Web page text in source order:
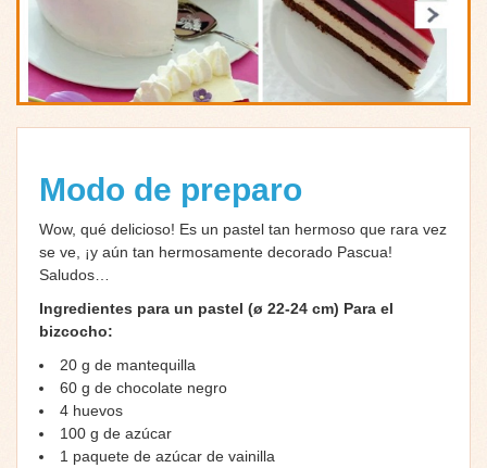
Modo de preparo
Wow, qué delicioso! Es un pastel tan hermoso que rara vez
se ve, ¡y aún tan hermosamente decorado Pascua!
Saludos…
Ingredientes para un pastel (ø 22-24 cm) Para el
bizcocho:
20 g de mantequilla
60 g de chocolate negro
4 huevos
100 g de azúcar
1 paquete de azúcar de vainilla